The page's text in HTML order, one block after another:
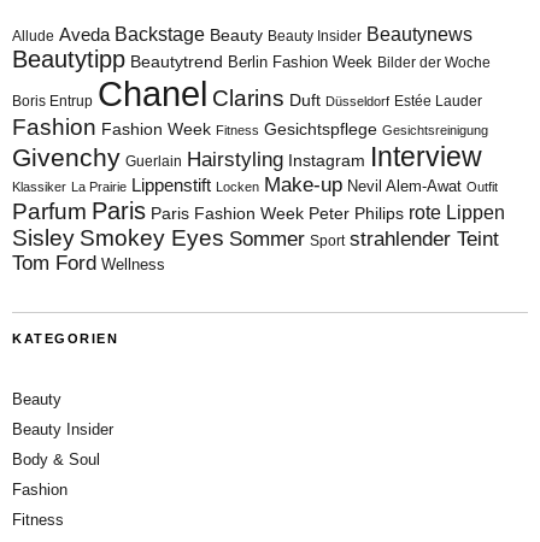
Allude Aveda Backstage Beauty Beauty Insider Beautynews
Beautytipp Beautytrend Berlin Fashion Week Bilder der Woche
Boris Entrup Chanel Clarins Duft Düsseldorf Estée Lauder
Fashion Fashion Week Fitness Gesichtspflege Gesichtsreinigung
Givenchy Guerlain Hairstyling Instagram Interview
Klassiker La Prairie Lippenstift Locken Make-up Nevil Alem-Awat Outfit
Parfum Paris Paris Fashion Week Peter Philips rote Lippen
Sisley Smokey Eyes Sommer Sport strahlender Teint
Tom Ford Wellness
KATEGORIEN
Beauty
Beauty Insider
Body & Soul
Fashion
Fitness